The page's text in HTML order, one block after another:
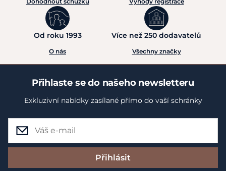
Od roku 1993
O nás
Více než 250 dodavatelů
Všechny značky
Přihlaste se do našeho newsletteru
Exkluzivní nabídky zasílané přímo do vaší schránky
Přihlásit